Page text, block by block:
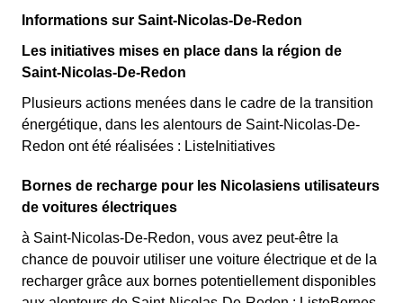
Informations sur Saint-Nicolas-De-Redon
Les initiatives mises en place dans la région de
Saint-Nicolas-De-Redon
Plusieurs actions menées dans le cadre de la transition
énergétique, dans les alentours de Saint-Nicolas-De-
Redon ont été réalisées : ListeInitiatives
Bornes de recharge pour les Nicolasiens utilisateurs
de voitures électriques
à Saint-Nicolas-De-Redon, vous avez peut-être la
chance de pouvoir utiliser une voiture électrique et de la
recharger grâce aux bornes potentiellement disponibles